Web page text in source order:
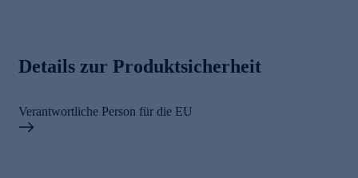
Details zur Produktsicherheit
Verantwortliche Person für die EU